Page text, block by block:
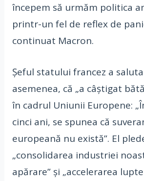
începem să urmăm politica
printr-un fel de reflex de
continuat Macron.
Şeful statului francez a
asemenea, că „a câştigat
în cadrul Uniunii Europene:
cinci ani, se spunea că
europeană nu există”. El
„consolidarea industriei
apărare” şi „accelerarea